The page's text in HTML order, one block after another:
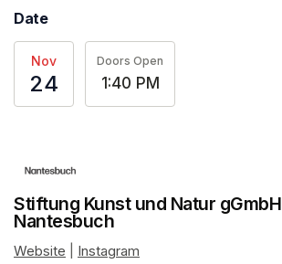
Date
Nov
24
Doors Open
1:40 PM
Stiftung Kunst und Natur gGmbH |
Nantesbuch
Website (opens in a new tab)
Instagram